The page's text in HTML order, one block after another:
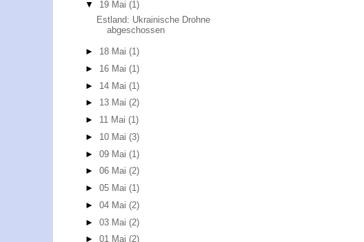
▼ 19 Mai(1)
Estland: Ukrainische Drohne
abgeschossen
► 18 Mai(1)
► 16 Mai(1)
► 14 Mai(1)
► 13 Mai(2)
► 11 Mai(1)
► 10 Mai(3)
►09 Mai(1)
►06 Mai(2)
►05 Mai(1)
►04 Mai(2)
►03 Mai(2)
►01 Mai(2)